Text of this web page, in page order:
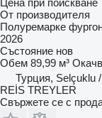
Цена при поискване
От производителя
Полуремарке
2026
Състояние нов
Обем 89,99 м³
Турция, Selçuklu
REİS TREYLER
Свържете се с